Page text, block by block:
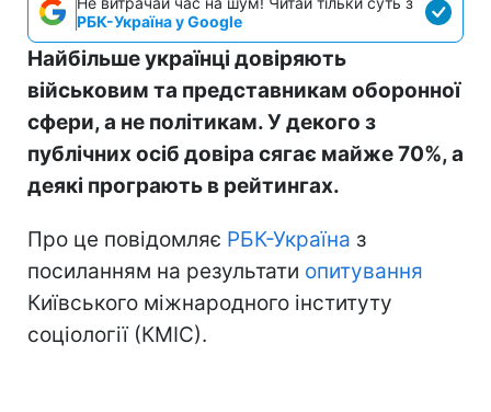
РБК-Україна у Google
Найбільше українці довіряють
військовим та представникам оборонної
сфери, а не політикам. У декого з
публічних осіб довіра сягає майже 70%, а
деякі програють в рейтингах.
Про це повідомляє РБК-Україна з
посиланням на результати опитування
Київського міжнародного інституту
соціології (КМІС).